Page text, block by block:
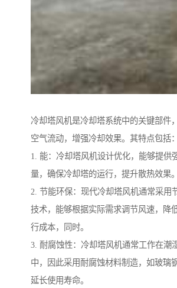
冷却塔风机是冷却塔系统中的关键部件
空气流动，增强冷却效果。其特点包括：
1. 能：冷却塔风机设计优化，能够提供
量，确保冷却塔的运行，提升散热效果。
2. 节能环保：现代冷却塔风机通常采用
技术，能够根据实际需求调节风速，降
行成本，同时。
3. 耐腐蚀性：冷却塔风机通常工作在潮
中，因此采用耐腐蚀材料制造，如玻璃
延长使用寿命。